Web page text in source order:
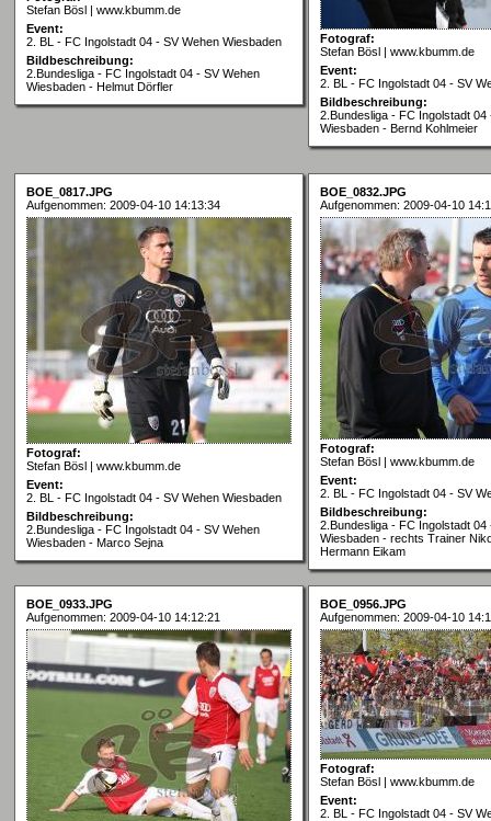
Stefan Bösl | www.kbumm.de
Event:
2. BL - FC Ingolstadt 04 - SV Wehen Wiesbaden
Bildbeschreibung:
2.Bundesliga - FC Ingolstadt 04 - SV Wehen
Wiesbaden - Helmut Dörfler
Fotograf:
Stefan Bösl | www.kbumm.de
Event:
2. BL - FC Ingolstadt 04 - SV
Bildbeschreibung:
2.Bundesliga - FC Ingolstadt 04
Wiesbaden - Bernd Kohlmeier
BOE_0817.JPG
Aufgenommen: 2009-04-10 14:13:34
Fotograf:
Stefan Bösl | www.kbumm.de
Event:
2. BL - FC Ingolstadt 04 - SV Wehen Wiesbaden
Bildbeschreibung:
2.Bundesliga - FC Ingolstadt 04 - SV Wehen
Wiesbaden - Marco Sejna
BOE_0832.JPG
Aufgenommen: 2009-04-10
Fotograf:
Stefan Bösl | www.kbumm.de
Event:
2. BL - FC Ingolstadt 04 - SV
Bildbeschreibung:
2.Bundesliga - FC Ingolstadt 04
Wiesbaden - rechts Trainer
Hermann Eikam
BOE_0933.JPG
Aufgenommen: 2009-04-10 14:12:21
BOE_0956.JPG
Aufgenommen: 2009-04-10
Fotograf:
Stefan Bösl | www.kbumm.de
Event:
2. BL - FC Ingolstadt 04 - SV